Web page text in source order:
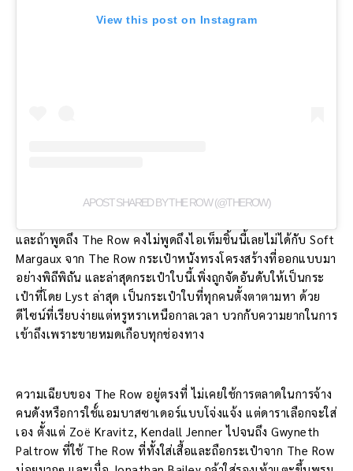
View this post on Instagram
A POST SHARED BY THE ROW (@THEROW)
และถ้าพูดถึง The Row คงไม่พูดถึงไอเท็มชิ้นนี้เลยไม่ได้กับ Soft
Margaux จาก The Row กระเป๋าหนังทรงโครงสร้างที่ออกแบบมา
อย่างพิถีพิถัน และล่าสุดกระเป๋าใบนี้เพิ่งถูกจัดอันดับให้เป็นกระ
เป๋าที่โดย Lyst ล่าสุด เป็นกระเป๋าใบที่ทุกคนตั้งตาตามหา ด้วย
ดีไซน์ที่เรียบง่ายแต่หรูหราเหนือกาลเวลา บวกกับความยากในการ
เข้าถึงเพราะขายหมดเกือบทุกช่องทาง
ความเฉียบของ The Row อยู่ตรงที่ ไม่เคยใช้การตลาดในการจ้าง
คนดังหรือการใช้์แอมบาสซาเดอร์แบบโจ่งแจ้ง แต่ดาราเลือกจะใส่
เอง ตั้งแต่ Zoë Kravitz, Kendall Jenner ไปจนถึง Gwyneth
Paltrow ที่ใช้ The Row ที่ทั้งใส่เสื้อและถือกระเป๋าจาก The Row